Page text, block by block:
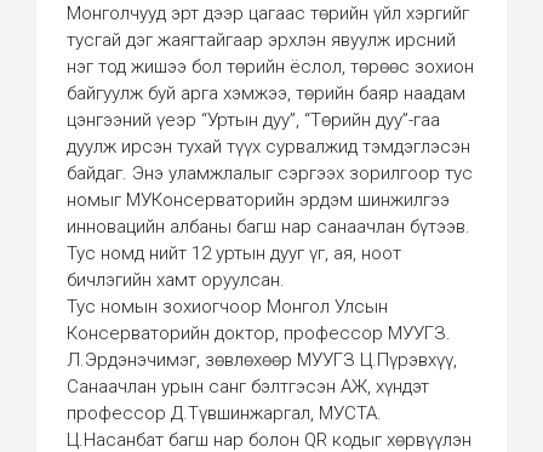
Монголчууд эрт дээр цагаас төрийн үйл хэргийг
тусгай дэг жаягтайгаар эрхлэн явуулж ирсний
нэг тод жишээ бол төрийн ёслол, төрөөс зохион
байгуулж буй арга хэмжээ, төрийн баяр наадам
цэнгээний үеэр “Уртын дуу”, “Төрийн дуу”-гаа
дуулж ирсэн тухай түүх сурвалжид тэмдэглэсэн
байдаг. Энэ уламжлалыг сэргээх зорилгоор тус
номыг МУКонсерваторийн эрдэм шинжилгээ
инновацийн албаны багш нар санаачлан бүтээв.
Тус номд нийт 12 уртын дууг үг, ая, ноот
бичлэгийн хамт оруулсан.
Тус номын зохиогчоор Монгол Улсын
Консерваторийн доктор, профессор МУУГЗ.
Л.Эрдэнэчимэг, зөвлөхөөр МУУГЗ Ц.Пүрэвхүү,
Санаачлан урын санг бэлтгэсэн АЖ, хүндэт
профессор Д.Түвшинжаргал, МУСТА.
Ц.Насанбат багш нар болон QR кодыг хөрвүүлэн